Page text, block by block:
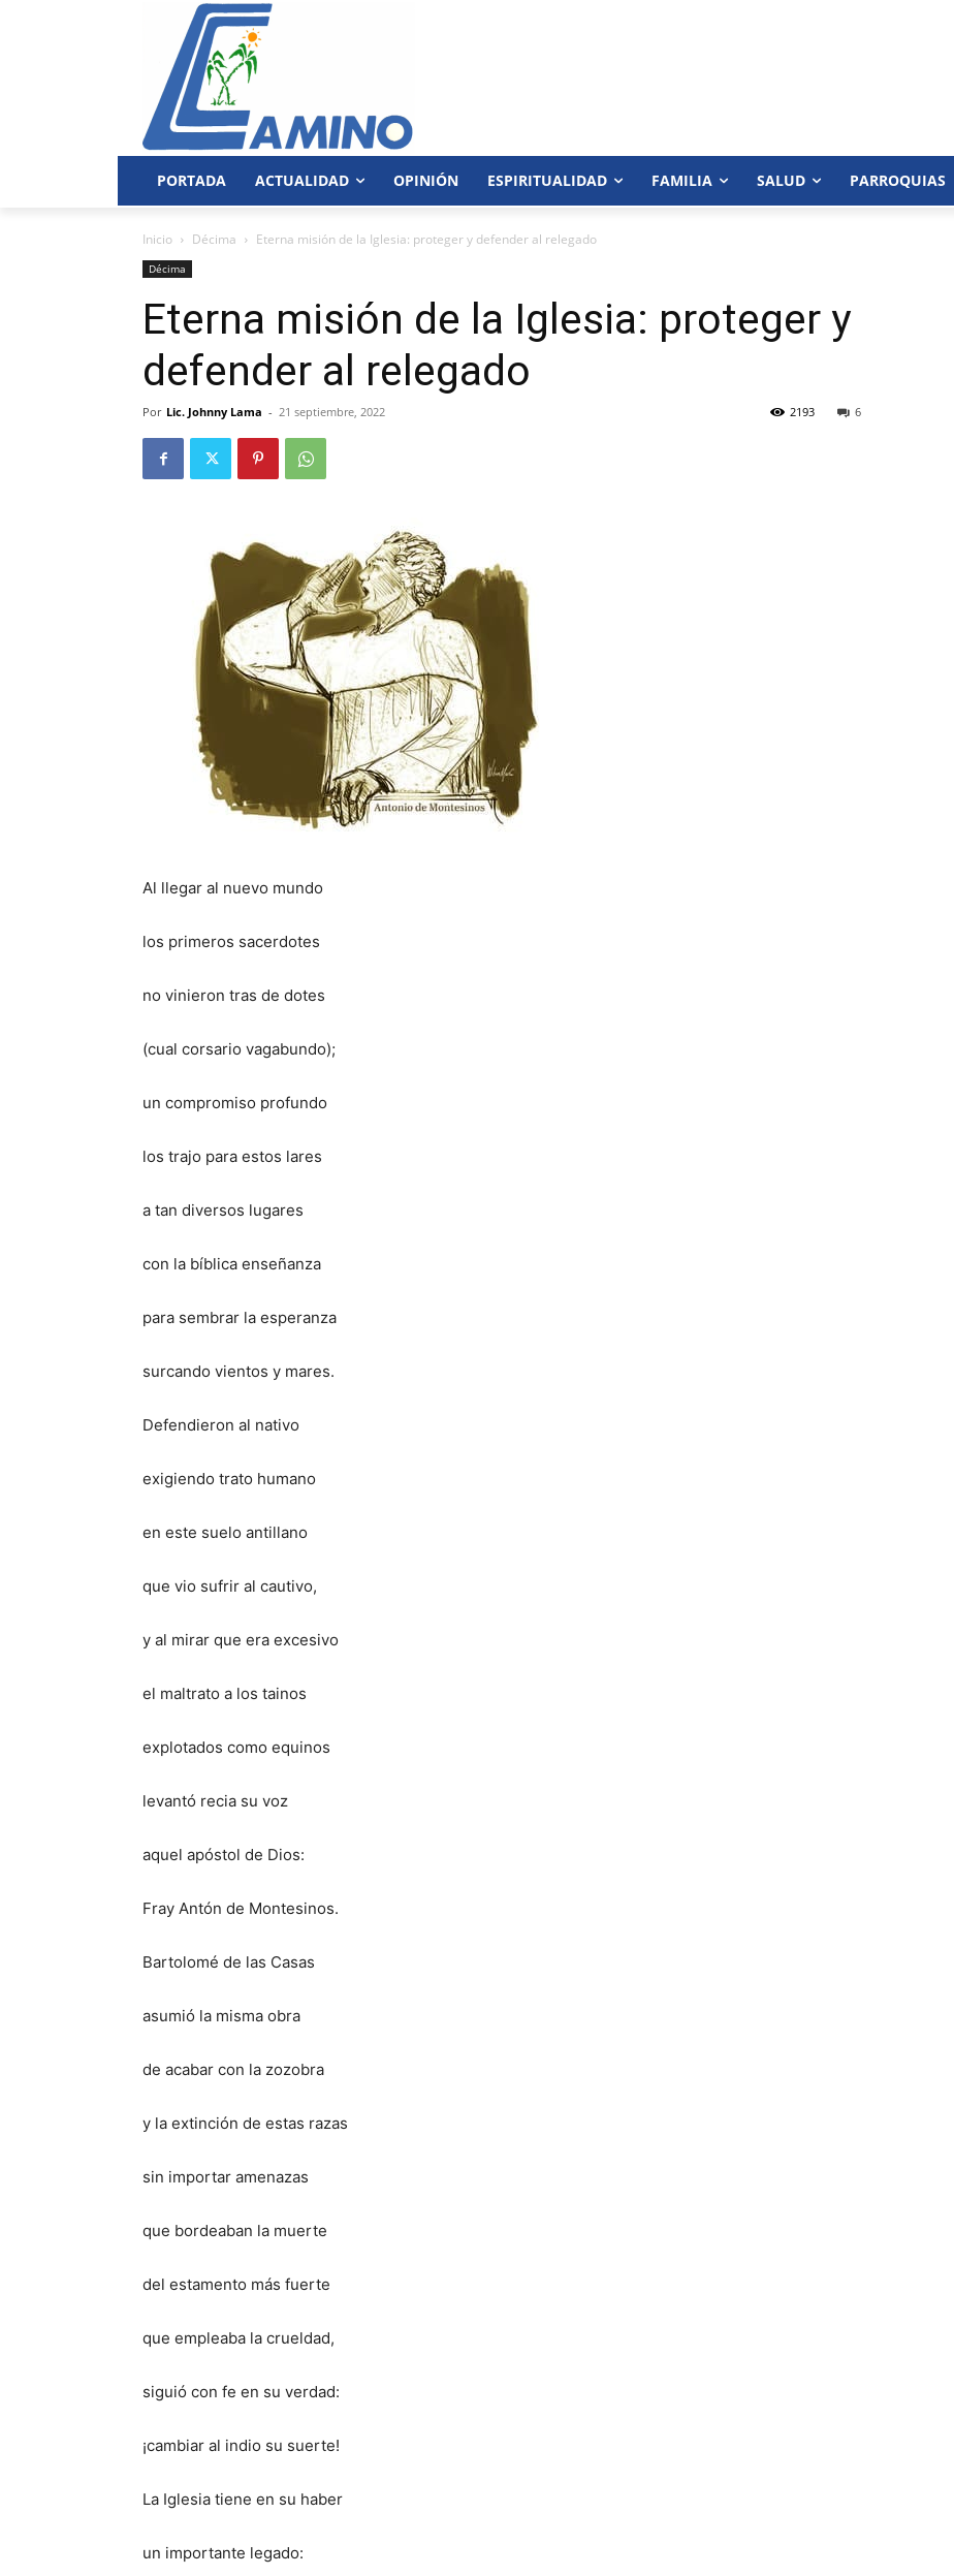
PORTADA ACTUALIDAD OPINIÓN ESPIRITUALIDAD FAMILIA SALUD PARROQUIAS
Inicio Décima Eterna misión de la Iglesia: proteger y defender al relegado
Décima
Eterna misión de la Iglesia: proteger y
defender al relegado
Por Lic. Johnny Lama - 21 septiembre, 2022 6
2193
Al llegar al nuevo mundo
los primeros sacerdotes
no vinieron tras de dotes
(cual corsario vagabundo);
un compromiso profundo
los trajo para estos lares
a tan diversos lugares
con la bíblica enseñanza
para sembrar la esperanza
surcando vientos y mares.
Defendieron al nativo
exigiendo trato humano
en este suelo antillano
que vio sufrir al cautivo,
y al mirar que era excesivo
el maltrato a los tainos
explotados como equinos
levantó recia su voz
aquel apóstol de Dios:
Fray Antón de Montesinos.
Bartolomé de las Casas
asumió la misma obra
de acabar con la zozobra
y la extinción de estas razas
sin importar amenazas
que bordeaban la muerte
del estamento más fuerte
que empleaba la crueldad,
siguió con fe en su verdad:
¡cambiar al indio su suerte!
La Iglesia tiene en su haber
un importante legado: